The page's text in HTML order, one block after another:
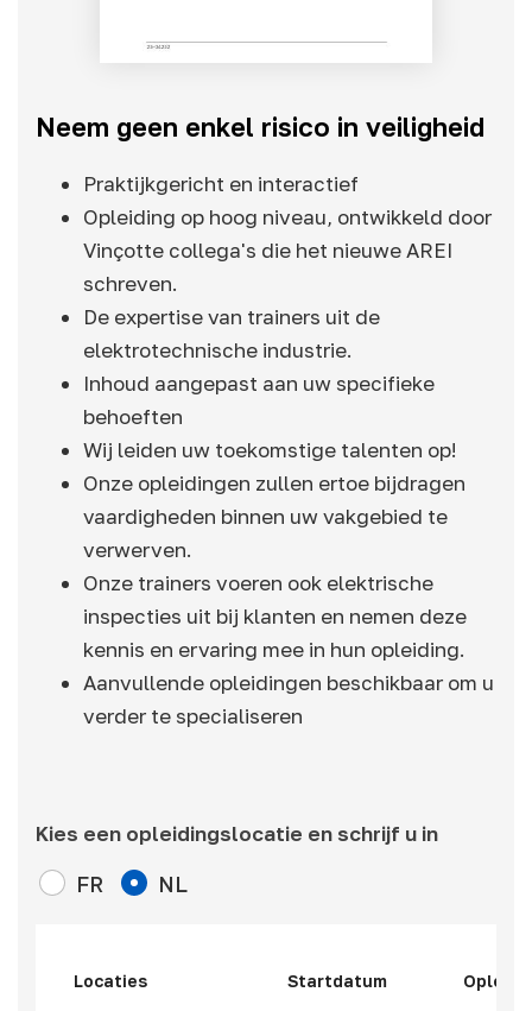
Neem geen enkel risico in veiligheid
Praktijkgericht en interactief
Opleiding op hoog niveau, ontwikkeld door
Vinçotte collega's die het nieuwe AREI
schreven.
De expertise van trainers uit de
elektrotechnische industrie.
Inhoud aangepast aan uw specifieke
behoeften
Wij leiden uw toekomstige talenten op!
Onze opleidingen zullen ertoe bijdragen
vaardigheden binnen uw vakgebied te
verwerven.
Onze trainers voeren ook elektrische
inspecties uit bij klanten en nemen deze
kennis en ervaring mee in hun opleiding.
Aanvullende opleidingen beschikbaar om u
verder te specialiseren
Kies een opleidingslocatie en schrijf u in
FR NL
Locaties Startdatum